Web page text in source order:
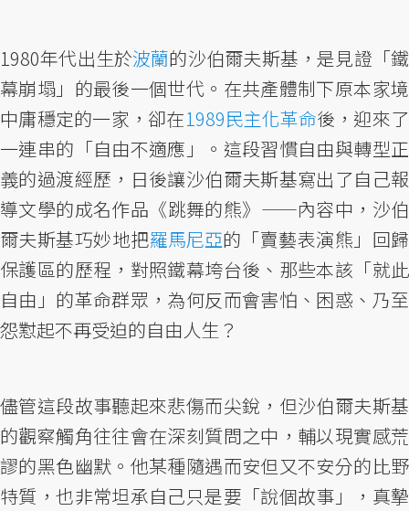
1980年代出生於波蘭的沙伯爾夫斯基，是見證「鐵
幕崩塌」的最後一個世代。在共產體制下原本家境
中庸穩定的一家，卻在1989民主化革命後，迎來了
一連串的「自由不適應」。這段習慣自由與轉型正
義的過渡經歷，日後讓沙伯爾夫斯基寫出了自己報
導文學的成名作品《跳舞的熊》——內容中，沙伯
爾夫斯基巧妙地把羅馬尼亞的「賣藝表演熊」回歸
保護區的歷程，對照鐵幕垮台後、那些本該「就此
自由」的革命群眾，為何反而會害怕、困惑、乃至
怨懟起不再受迫的自由人生？
儘管這段故事聽起來悲傷而尖銳，但沙伯爾夫斯基
的觀察觸角往往會在深刻質問之中，輔以現實感荒
謬的黑色幽默。他某種隨遇而安但又不安分的比野
特質，也非常坦承自己只是要「說個故事」，真摯